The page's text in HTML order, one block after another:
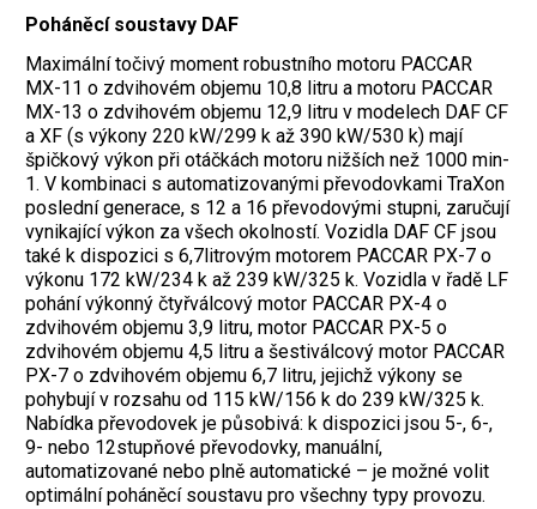
Poháněcí soustavy DAF
Maximální točivý moment robustního motoru PACCAR
MX-11 o zdvihovém objemu 10,8 litru a motoru PACCAR
MX-13 o zdvihovém objemu 12,9 litru v modelech DAF CF
a XF (s výkony 220 kW/299 k až 390 kW/530 k) mají
špičkový výkon při otáčkách motoru nižších než 1000 min-
1. V kombinaci s automatizovanými převodovkami TraXon
poslední generace, s 12 a 16 převodovými stupni, zaručují
vynikající výkon za všech okolností. Vozidla DAF CF jsou
také k dispozici s 6,7litrovým motorem PACCAR PX-7 o
výkonu 172 kW/234 k až 239 kW/325 k. Vozidla v řadě LF
pohání výkonný čtyřválcový motor PACCAR PX-4 o
zdvihovém objemu 3,9 litru, motor PACCAR PX-5 o
zdvihovém objemu 4,5 litru a šestiválcový motor PACCAR
PX-7 o zdvihovém objemu 6,7 litru, jejichž výkony se
pohybují v rozsahu od 115 kW/156 k do 239 kW/325 k.
Nabídka převodovek je působivá: k dispozici jsou 5-, 6-,
9- nebo 12stupňové převodovky, manuální,
automatizované nebo plně automatické – je možné volit
optimální poháněcí soustavu pro všechny typy provozu.